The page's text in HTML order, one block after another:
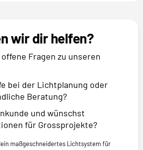
wir dir helfen?
Fragen zu unseren
bei der Lichtplanung oder
Beratung?
und wünschst
für Grossprojekte?
maßgeschneidertes Lichtsystem für